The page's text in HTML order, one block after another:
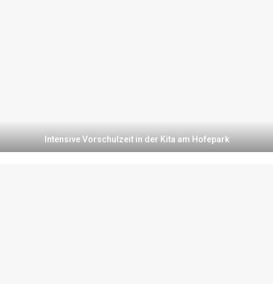
Intensive Vorschulzeit in der Kita am Hofepark